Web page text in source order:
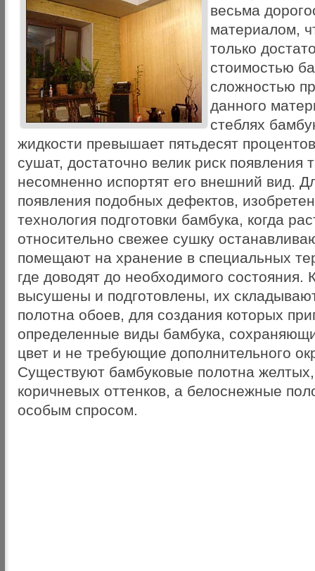
весьма
материалом,
только
стоимостью
сложностью
данного
стеблях
жидкости превышает пятьдесят
сушат, достаточно велик риск появления
несомненно испортят его внешний вид.
появления подобных дефектов,
технология подготовки бамбука, когда
относительно свежее сушку
помещают на хранение в специальных
где доводят до необходимого состояния.
высушены и подготовлены, их
полотна обоев, для создания которых
определенные виды бамбука,
цвет и не требующие дополнительного
Существуют бамбуковые полотна
коричневых оттенков, а белоснежные
особым спросом.